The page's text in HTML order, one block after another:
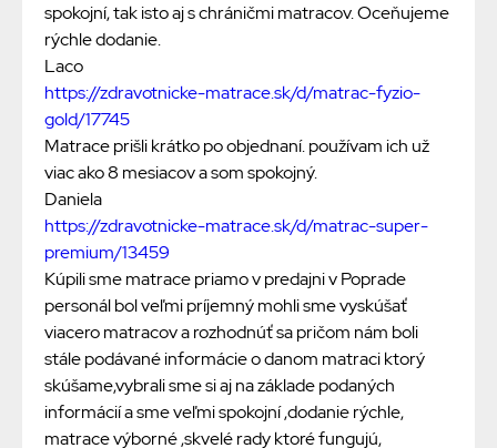
spokojní, tak isto aj s chráničmi matracov. Oceňujeme
rýchle dodanie.
Laco
https://zdravotnicke-matrace.sk/d/matrac-fyzio-
gold/17745
Matrace prišli krátko po objednaní. používam ich už
viac ako 8 mesiacov a som spokojný.
Daniela
https://zdravotnicke-matrace.sk/d/matrac-super-
premium/13459
Kúpili sme matrace priamo v predajni v Poprade
personál bol veľmi príjemný mohli sme vyskúšať
viacero matracov a rozhodnúť sa pričom nám boli
stále podávané informácie o danom matraci ktorý
skúšame,vybrali sme si aj na základe podaných
informácií a sme veľmi spokojní ,dodanie rýchle,
matrace výborné ,skvelé rady ktoré fungujú,